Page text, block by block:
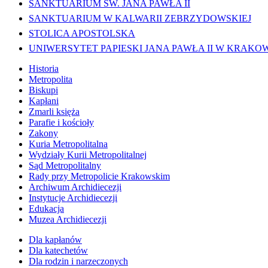
SANKTUARIUM ŚW. JANA PAWŁA II
SANKTUARIUM W KALWARII ZEBRZYDOWSKIEJ
STOLICA APOSTOLSKA
UNIWERSYTET PAPIESKI JANA PAWŁA II W
Historia
Metropolita
Biskupi
Kapłani
Zmarli księża
Parafie i kościoły
Zakony
Kuria Metropolitalna
Wydziały Kurii Metropolitalnej
Sąd Metropolitalny
Rady przy Metropolicie Krakowskim
Archiwum Archidiecezji
Instytucje Archidiecezji
Edukacja
Muzea Archidiecezji
Dla kapłanów
Dla katechetów
Dla rodzin i narzeczonych